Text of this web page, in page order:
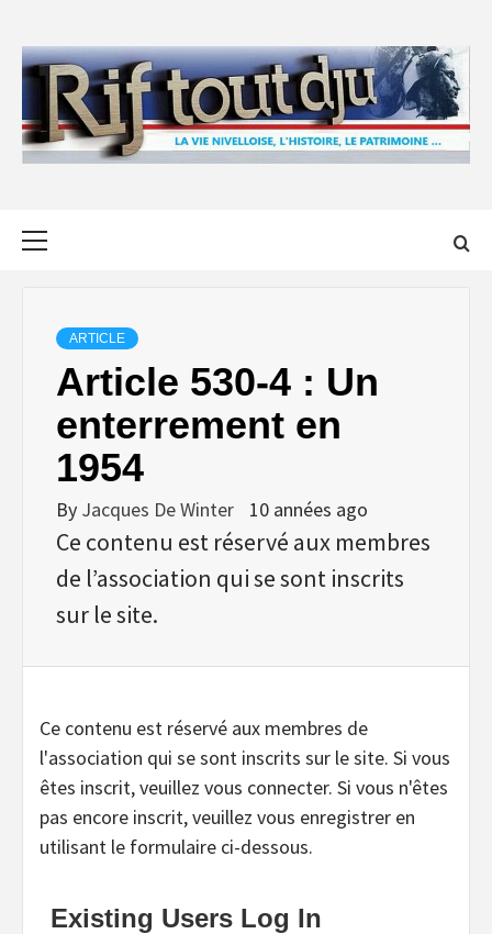
content
ARTICLE
Article 530-4 : Un
enterrement en
1954
By Jacques De Winter 10 années ago
Ce contenu est réservé aux membres
de l’association qui se sont inscrits
sur le site.
Ce contenu est réservé aux membres de
l'association qui se sont inscrits sur le site. Si vous
êtes inscrit, veuillez vous connecter. Si vous n'êtes
pas encore inscrit, veuillez vous enregistrer en
utilisant le formulaire ci-dessous.
Existing Users Log In